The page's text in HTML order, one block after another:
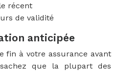
récent
de validité
anticipée
fin à votre assurance avant
que la plupart des